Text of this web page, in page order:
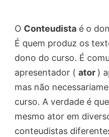
O Conteudista é o
É quem produz os
dono do curso. É
apresentador ( ator )
mas não
curso. A verdade é
mesmo ator em
conteudistas